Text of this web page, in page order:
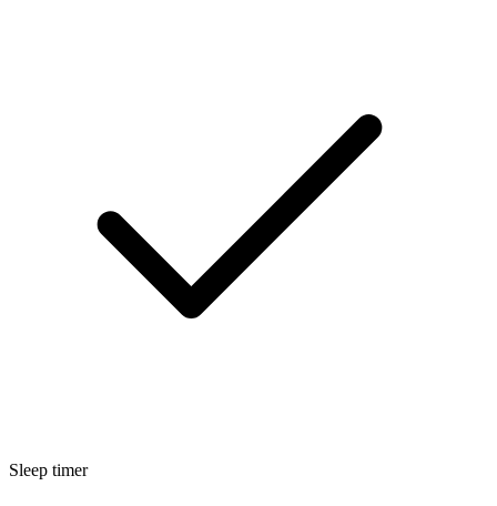
Sleep timer